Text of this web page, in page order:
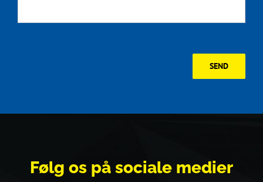
SEND
Følg os på sociale medier